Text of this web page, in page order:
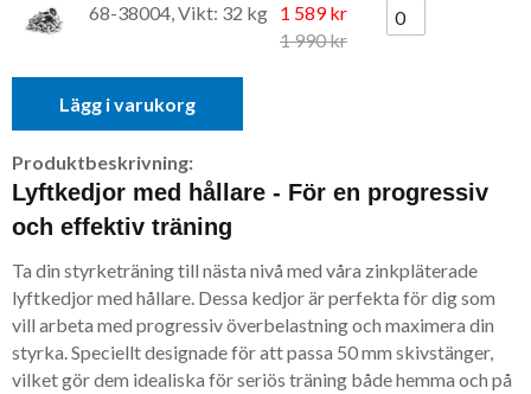
68-38004, Vikt: 32 kg 1 589 kr
1 990 kr
Lägg i varukorg
Produktbeskrivning:
Lyftkedjor med hållare - För en progressiv
och effektiv träning
Ta din styrketräning till nästa nivå med våra zinkpläterade
lyftkedjor med hållare. Dessa kedjor är perfekta för dig som
vill arbeta med progressiv överbelastning och maximera din
styrka. Speciellt designade för att passa 50 mm skivstänger,
vilket gör dem idealiska för seriös träning både hemma och på